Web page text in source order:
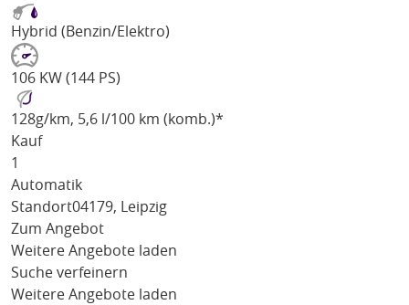
Hybrid (Benzin/Elektro)
106 KW (144 PS)
128g/km, 5,6 l/100 km (komb.)*
Kauf
1
Automatik
Standort04179, Leipzig
Zum Angebot
Weitere Angebote laden
Suche verfeinern
Weitere Angebote laden